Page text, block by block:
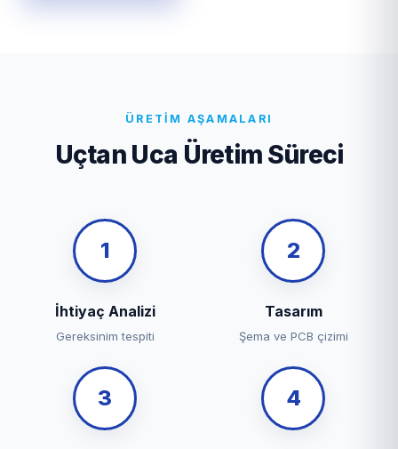
ÜRETIM AŞAMALARI
Uçtan Uca Üretim Süreci
1
İhtiyaç Analizi
Gereksinim tespiti
2
Tasarım
Şema ve PCB çizimi
3 4